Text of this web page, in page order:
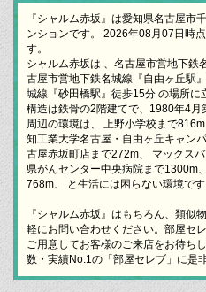
『シャルム赤坂』は愛知県名古屋市
ンションです。 2026年08月07日時
す。
シャルム赤坂は 、名古屋市営地下鉄
古屋市営地下鉄名城線『自由ヶ丘駅
城線『砂田橋駅』徒歩15分 の場所に
構造は鉄骨の2階建てで、1980年4月
周辺の環境は、 上野小学校まで
知工業大学名古屋・自由ヶ丘キャン
古屋赤坂町店まで272m、 マックス
県がんセンター中央病院まで1300m
768m、 と生活には困らない環境です
『シャルム赤坂』はもちろん、類似
軽にお問い合わせください。部屋セ
ご用意してお客様のご来店をお待ち
数・実績No.1の「部屋セレブ」に是